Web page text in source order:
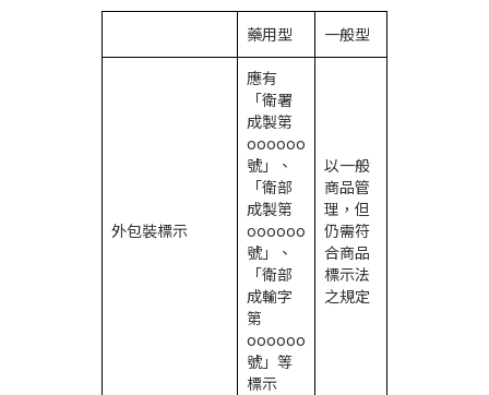
藥用型 一般型
外包裝標示
應有
「衛署
成製第
oooooo
號」、
「衛部
成製第
oooooo
號」、
「衛部
成輸字
第
oooooo
號」等
標示
以一般
商品管
理，但
仍需符
合商品
標示法
之規定